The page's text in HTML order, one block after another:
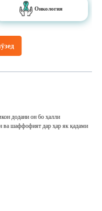
Онкология
додани он бо ҳалли
ва шаффофият дар ҳар як қадами